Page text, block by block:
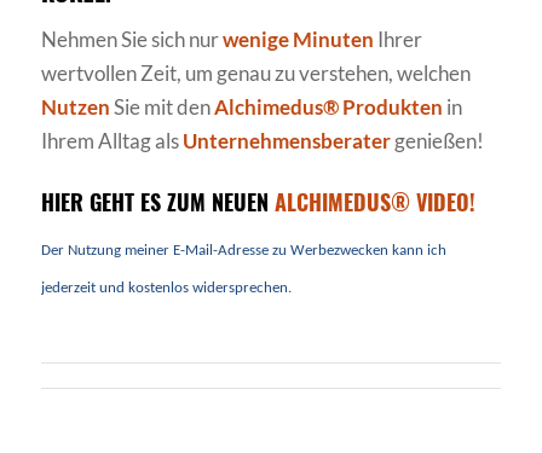
Nehmen Sie sich nurwenige Minuten Ihrer
wertvollen Zeit, um genau zu verstehen, welchen
NutzenSie mit denAlchimedus® Produkten in
Ihrem Alltag alsUnternehmensberatergenießen!
HIER GEHT ES ZUM NEUEN ALCHIMEDUS® VIDEO!
Der Nutzung meiner E-Mail-Adresse zu Werbezwecken kann ich
jederzeit und kostenlos widersprechen.